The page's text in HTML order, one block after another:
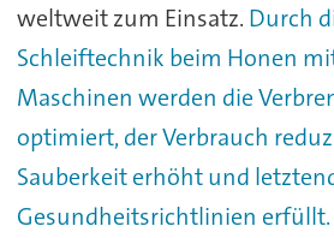
weltweit zum Einsatz. Durch
Schleiftechnik beim Honen
Maschinen werden die
optimiert, der Verbrauch
Sauberkeit erhöht und
Gesundheitsrichtlinien erfüllt.